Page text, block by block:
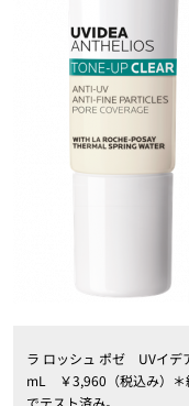
ラ ロッシュ ポゼ UVイデ
mL ￥3,960（税込み）＊
でテスト済み。